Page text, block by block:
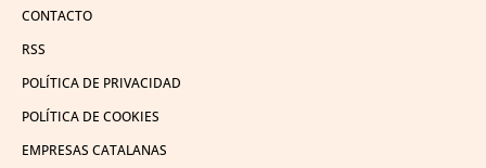
CONTACTO
RSS
POLÍTICA DE PRIVACIDAD
POLÍTICA DE COOKIES
EMPRESAS CATALANAS